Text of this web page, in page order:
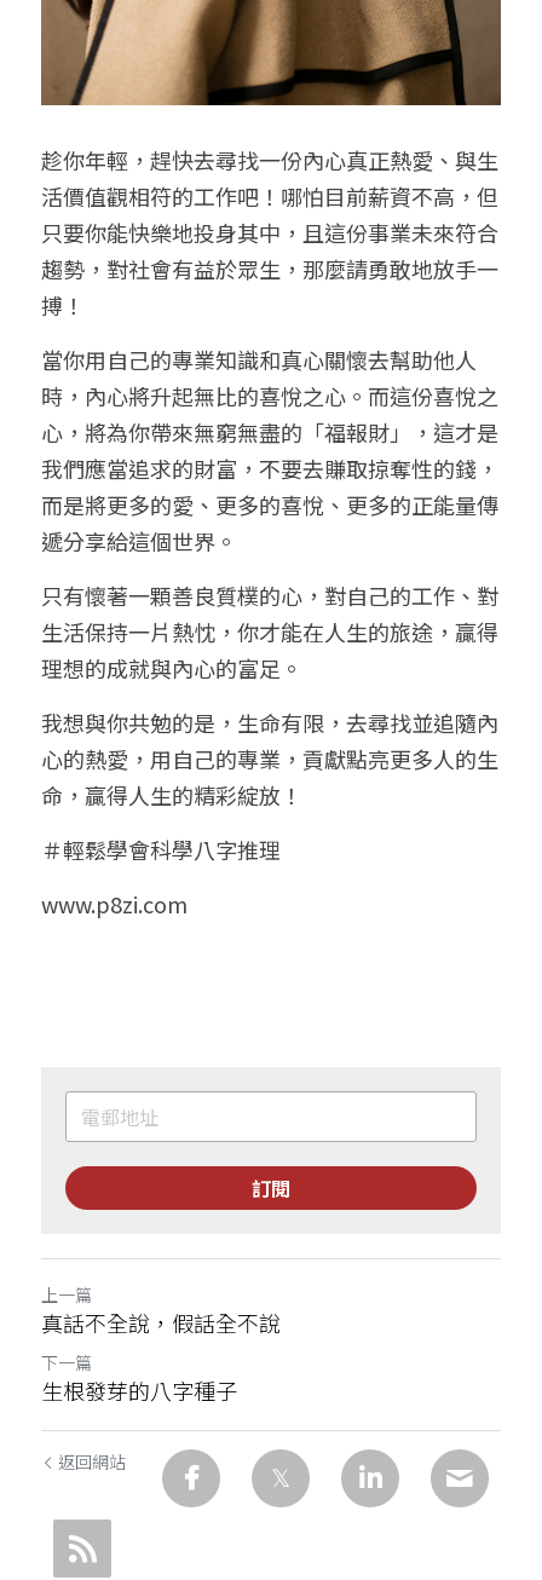
趁你年輕，趕快去尋找一份內心真正熱愛、與生
活價值觀相符的工作吧！哪怕目前薪資不高，但
只要你能快樂地投身其中，且這份事業未來符合
趨勢，對社會有益於眾生，那麼請勇敢地放手一
搏！
當你用自己的專業知識和真心關懷去幫助他人
時，內心將升起無比的喜悅之心。而這份喜悅之
心，將為你帶來無窮無盡的「福報財」，這才是
我們應當追求的財富，不要去賺取掠奪性的錢，
而是將更多的愛、更多的喜悅、更多的正能量傳
遞分享給這個世界。
只有懷著一顆善良質樸的心，對自己的工作、對
生活保持一片熱忱，你才能在人生的旅途，贏得
理想的成就與內心的富足。
我想與你共勉的是，生命有限，去尋找並追隨內
心的熱愛，用自己的專業，貢獻點亮更多人的生
命，贏得人生的精彩綻放！
＃輕鬆學會科學八字推理
www.p8zi.com
訂閱
上一篇
真話不全說，假話全不說
下一篇
生根發芽的八字種子
返回網站